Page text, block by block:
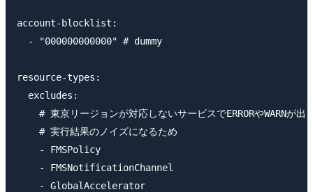
account-blocklist:
  - "000000000000" # dummy
resource-types:
  excludes:
# 東京リージョンが対応しないサービスでERRORやWARNが
    # 実行結果のノイズになるため
    - FMSPolicy
    - FMSNotificationChannel
    - GlobalAccelerator